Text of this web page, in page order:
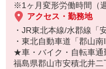
※1ヶ月変形労働時間（
アクセス・勤務地
・JR東北本線/水郡線「
・東北自動車道「郡山
★車・バイク・自転車通
福島県郡山市安積北井